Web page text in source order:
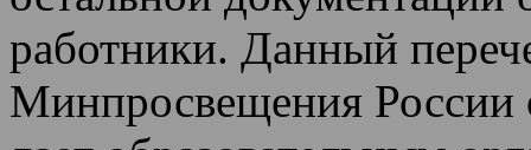
работники. Данный
Минпросвещения